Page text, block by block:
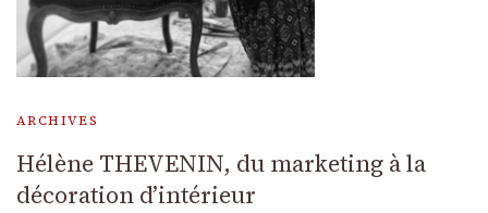
ARCHIVES
Hélène THEVENIN, du marketing à la
décoration d’intérieur